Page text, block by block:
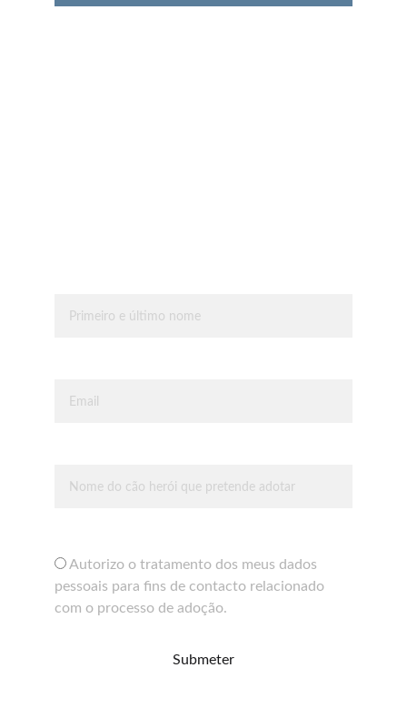
Autorizo o tratamento dos meus dados
pessoais para fins de contacto relacionado
com o processo de adoção.
Submeter